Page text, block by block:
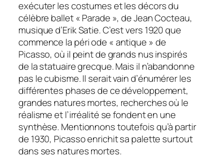
exécuter les costumes et les décors du
célèbre ballet « Parade », de Jean Cocteau,
musique d’Erik Satie. C’est vers 1920 que
commence la péri ode « antique » de
Picasso, où il peint de grands nus inspirés
de la statuaire grecque. Mais il n’abandonne
pas le cubisme. Il serait vain d’énumérer les
différentes phases de ce développement,
grandes natures mortes, recherches où le
réalisme et l’irréalité se fondent en une
synthèse. Mentionnons toutefois qu’à partir
de 1930, Picasso enrichit sa palette surtout
dans ses natures mortes.